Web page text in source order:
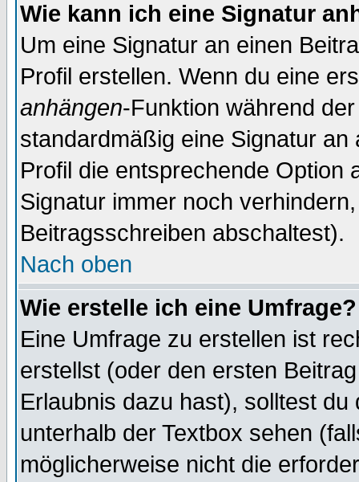
Wie kann ich eine Signatur
Um eine Signatur an einen
Profil erstellen. Wenn du eine
anhängen-Funktion während
standardmäßig eine Signatur
Profil die entsprechende Option
Signatur immer noch
Beitragsschreiben abschaltest).
Nach oben
Wie erstelle ich eine Umfrage?
Eine Umfrage zu erstellen ist
erstellst (oder den ersten
Erlaubnis dazu hast), solltest
unterhalb der Textbox sehen
möglicherweise nicht die